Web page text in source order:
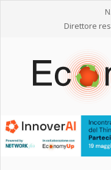
Direttore